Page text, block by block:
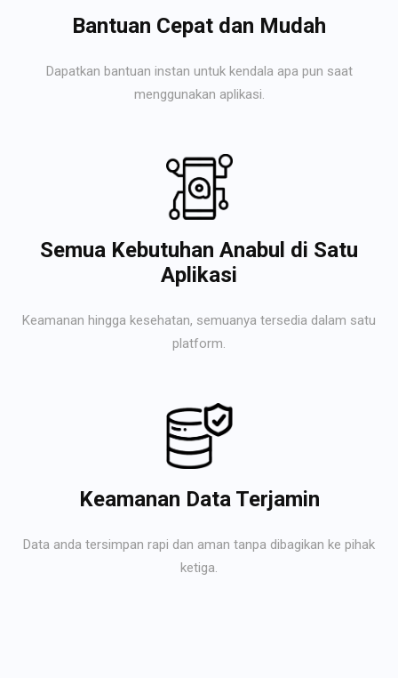
Bantuan Cepat dan Mudah
Dapatkan bantuan instan untuk kendala apa pun saat
menggunakan aplikasi.
Semua Kebutuhan Anabul di Satu
Aplikasi
Keamanan hingga kesehatan, semuanya tersedia dalam satu
platform.
Keamanan Data Terjamin
Data anda tersimpan rapi dan aman tanpa dibagikan ke pihak
ketiga.